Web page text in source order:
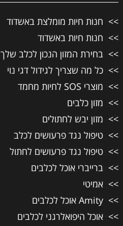
חנות חיות מומלצת באשדוד
חנות חיות באשדוד
בחירת המזון הנכון לכלב שלך
כל מה שצריך לגידול דגי נוי
מוצרי SOS לחיות מחמד
מזון כלבים
מזון יבש לחתולים
טיפול נגד פרעושים לכלב
טיפול נגד פרעושים לחתול
ברייברי אוכל לכלבים
אמיטי
Amity אוכל לכלבים
אוכל היפואלרגני לכלבים